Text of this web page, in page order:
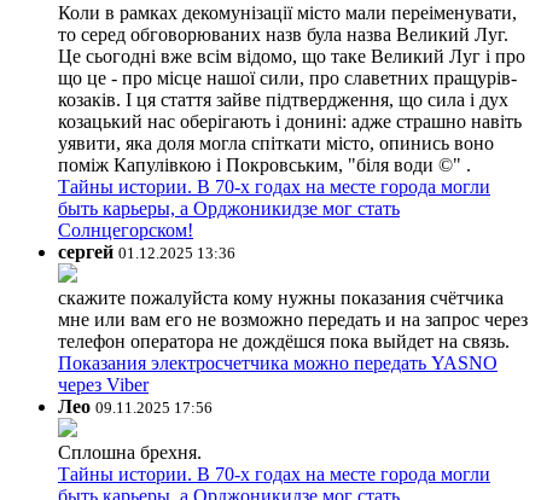
Коли в рамках декомунізації місто мали переіменувати,
то серед обговорюваних назв була назва Великий Луг.
Це сьогодні вже всім відомо, що таке Великий Луг і про
що це - про місце нашої сили, про славетних пращурів-
козаків. І ця стаття зайве підтвердження, що сила і дух
козацький нас оберігають і донині: адже страшно навіть
уявити, яка доля могла спіткати місто, опинись воно
поміж Капулівкою і Покровським, "біля води ©" .
Тайны истории. В 70-х годах на месте города могли
быть карьеры, а Орджоникидзе мог стать
Солнцегорском!
сергей 01.12.2025 13:36
скажите пожалуйста кому нужны показания счётчика
мне или вам его не возможно передать и на запрос через
телефон оператора не дождёшся пока выйдет на связь.
Показания электросчетчика можно передать YASNO
через Viber
Лео 09.11.2025 17:56
Сплошна брехня.
Тайны истории. В 70-х годах на месте города могли
быть карьеры, а Орджоникидзе мог стать